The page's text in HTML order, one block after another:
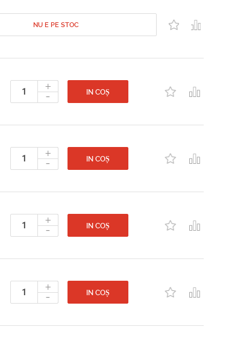
NU E PE STOC
+
- IN COȘ
+
- IN COȘ
+
- IN COȘ
+
- IN COȘ